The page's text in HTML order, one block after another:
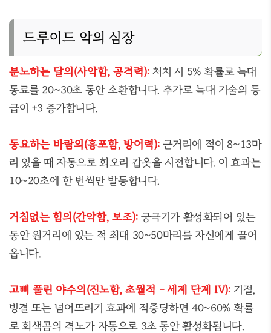
드루이드 악의 심장
분노하는 달의(사악함, 공격력): 처치 시 5% 확률로 늑대
동료를 20~30초 동안 소환합니다. 추가로 늑대 기술의 등
급이 +3 증가합니다.
동요하는 바람의(흉포함, 방어력): 근거리에 적이 8~13마
리 있을 때 자동으로 회오리 갑옷을 시전합니다. 이 효과는
10~20초에 한 번씩만 발동합니다.
거침없는 힘의(간악함, 보조): 궁극기가 활성화되어 있는
동안 원거리에 있는 적 최대 30~50마리를 자신에게 끌어
옵니다.
고삐 풀린 야수의(진노함, 초월적 - 세계 단계 IV): 기절,
빙결 또는 넘어뜨리기 효과에 적중당하면 40~60% 확률
로 회색곰의 격노가 자동으로 3초 동안 활성화됩니다.